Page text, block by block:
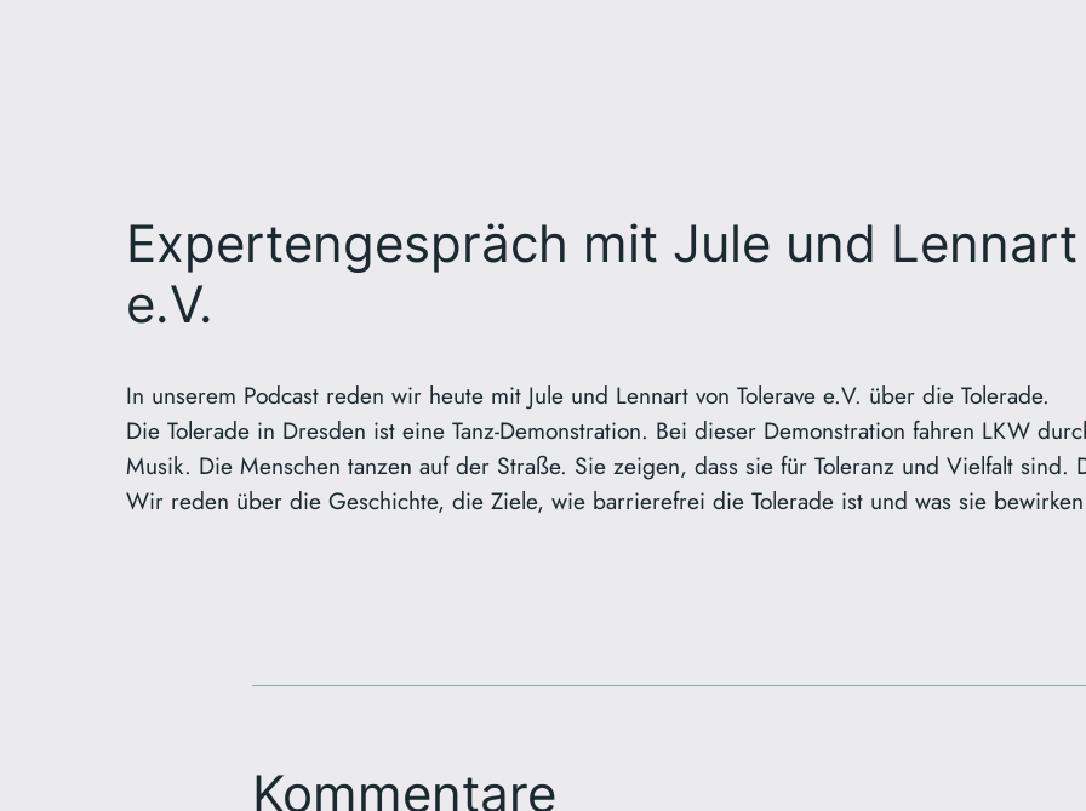
Expertengespräch mit Jule und
e.V.
In unserem Podcast reden wir heute mit Jule und Lennart von Tolerave e.V. über die Tolerade.
Die Tolerade in Dresden ist eine Tanz-Demonstration. Bei dieser Demonstration fahren LKW
Musik. Die Menschen tanzen auf der Straße. Sie zeigen, dass sie für Toleranz und Vielfalt sind.
Wir reden über die Geschichte, die Ziele, wie barrierefrei die Tolerade ist und was sie
Kommentare